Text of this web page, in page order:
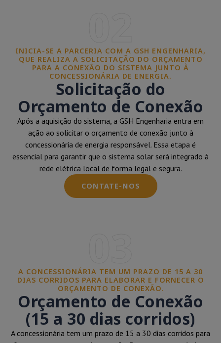
INICIA-SE A PARCERIA COM A GSH ENGENHARIA,
QUE REALIZA A SOLICITAÇÃO DO ORÇAMENTO
PARA A CONEXÃO DO SISTEMA JUNTO À
CONCESSIONÁRIA DE ENERGIA.
Solicitação do
Orçamento de Conexão
Após a aquisição do sistema, a GSH Engenharia entra em
ação ao solicitar o orçamento de conexão junto à
concessionária de energia responsável. Essa etapa é
essencial para garantir que o sistema solar será integrado à
rede elétrica local de forma legal e segura.
CONTATE-NOS
A CONCESSIONÁRIA TEM UM PRAZO DE 15 A 30
DIAS CORRIDOS PARA ELABORAR E FORNECER O
ORÇAMENTO DE CONEXÃO.
Orçamento de Conexão
(15 a 30 dias corridos)
A concessionária tem um prazo de 15 a 30 dias corridos para